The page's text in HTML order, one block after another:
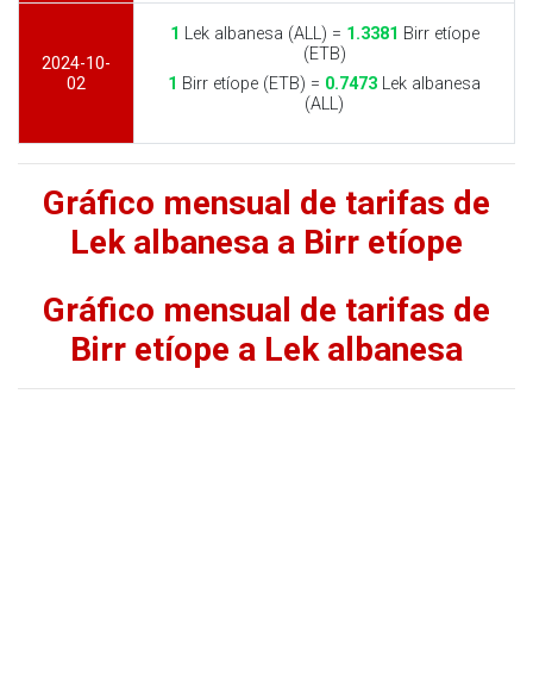
2024-10-
02
1 Lek albanesa (ALL) = 1.3381 Birr etíope
(ETB)
1 Birr etíope (ETB) = 0.7473 Lek albanesa
(ALL)
Gráfico mensual de tarifas de
Lek albanesa a Birr etíope
Gráfico mensual de tarifas de
Birr etíope a Lek albanesa